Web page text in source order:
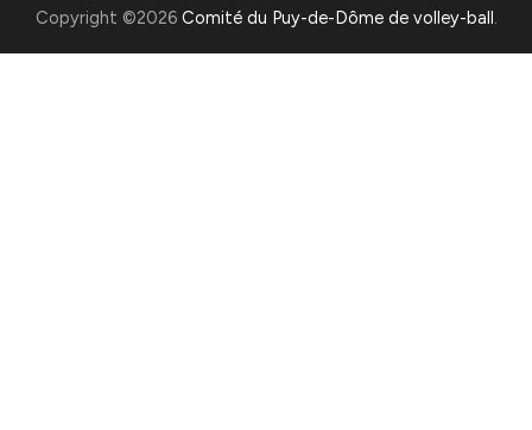
Copyright ©2026 Comité du Puy-de-Dôme de volley-ball.